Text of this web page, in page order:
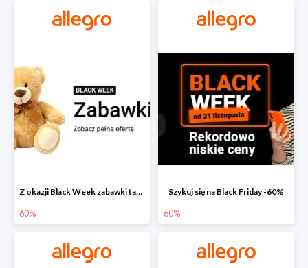
Z okazji Black Week zabawki taniej na allegro.pl
60%
Szykuj się na Black Friday -60%
60%